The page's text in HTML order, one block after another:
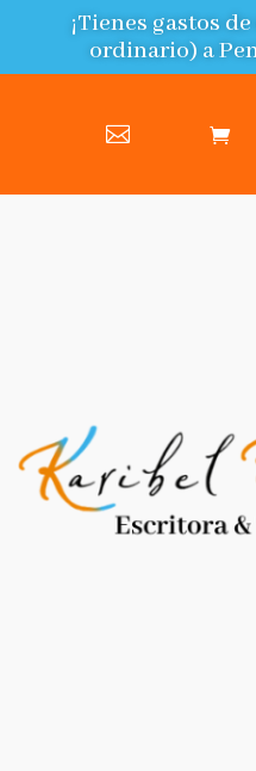
¡Tienes gastos
ordinario) a
